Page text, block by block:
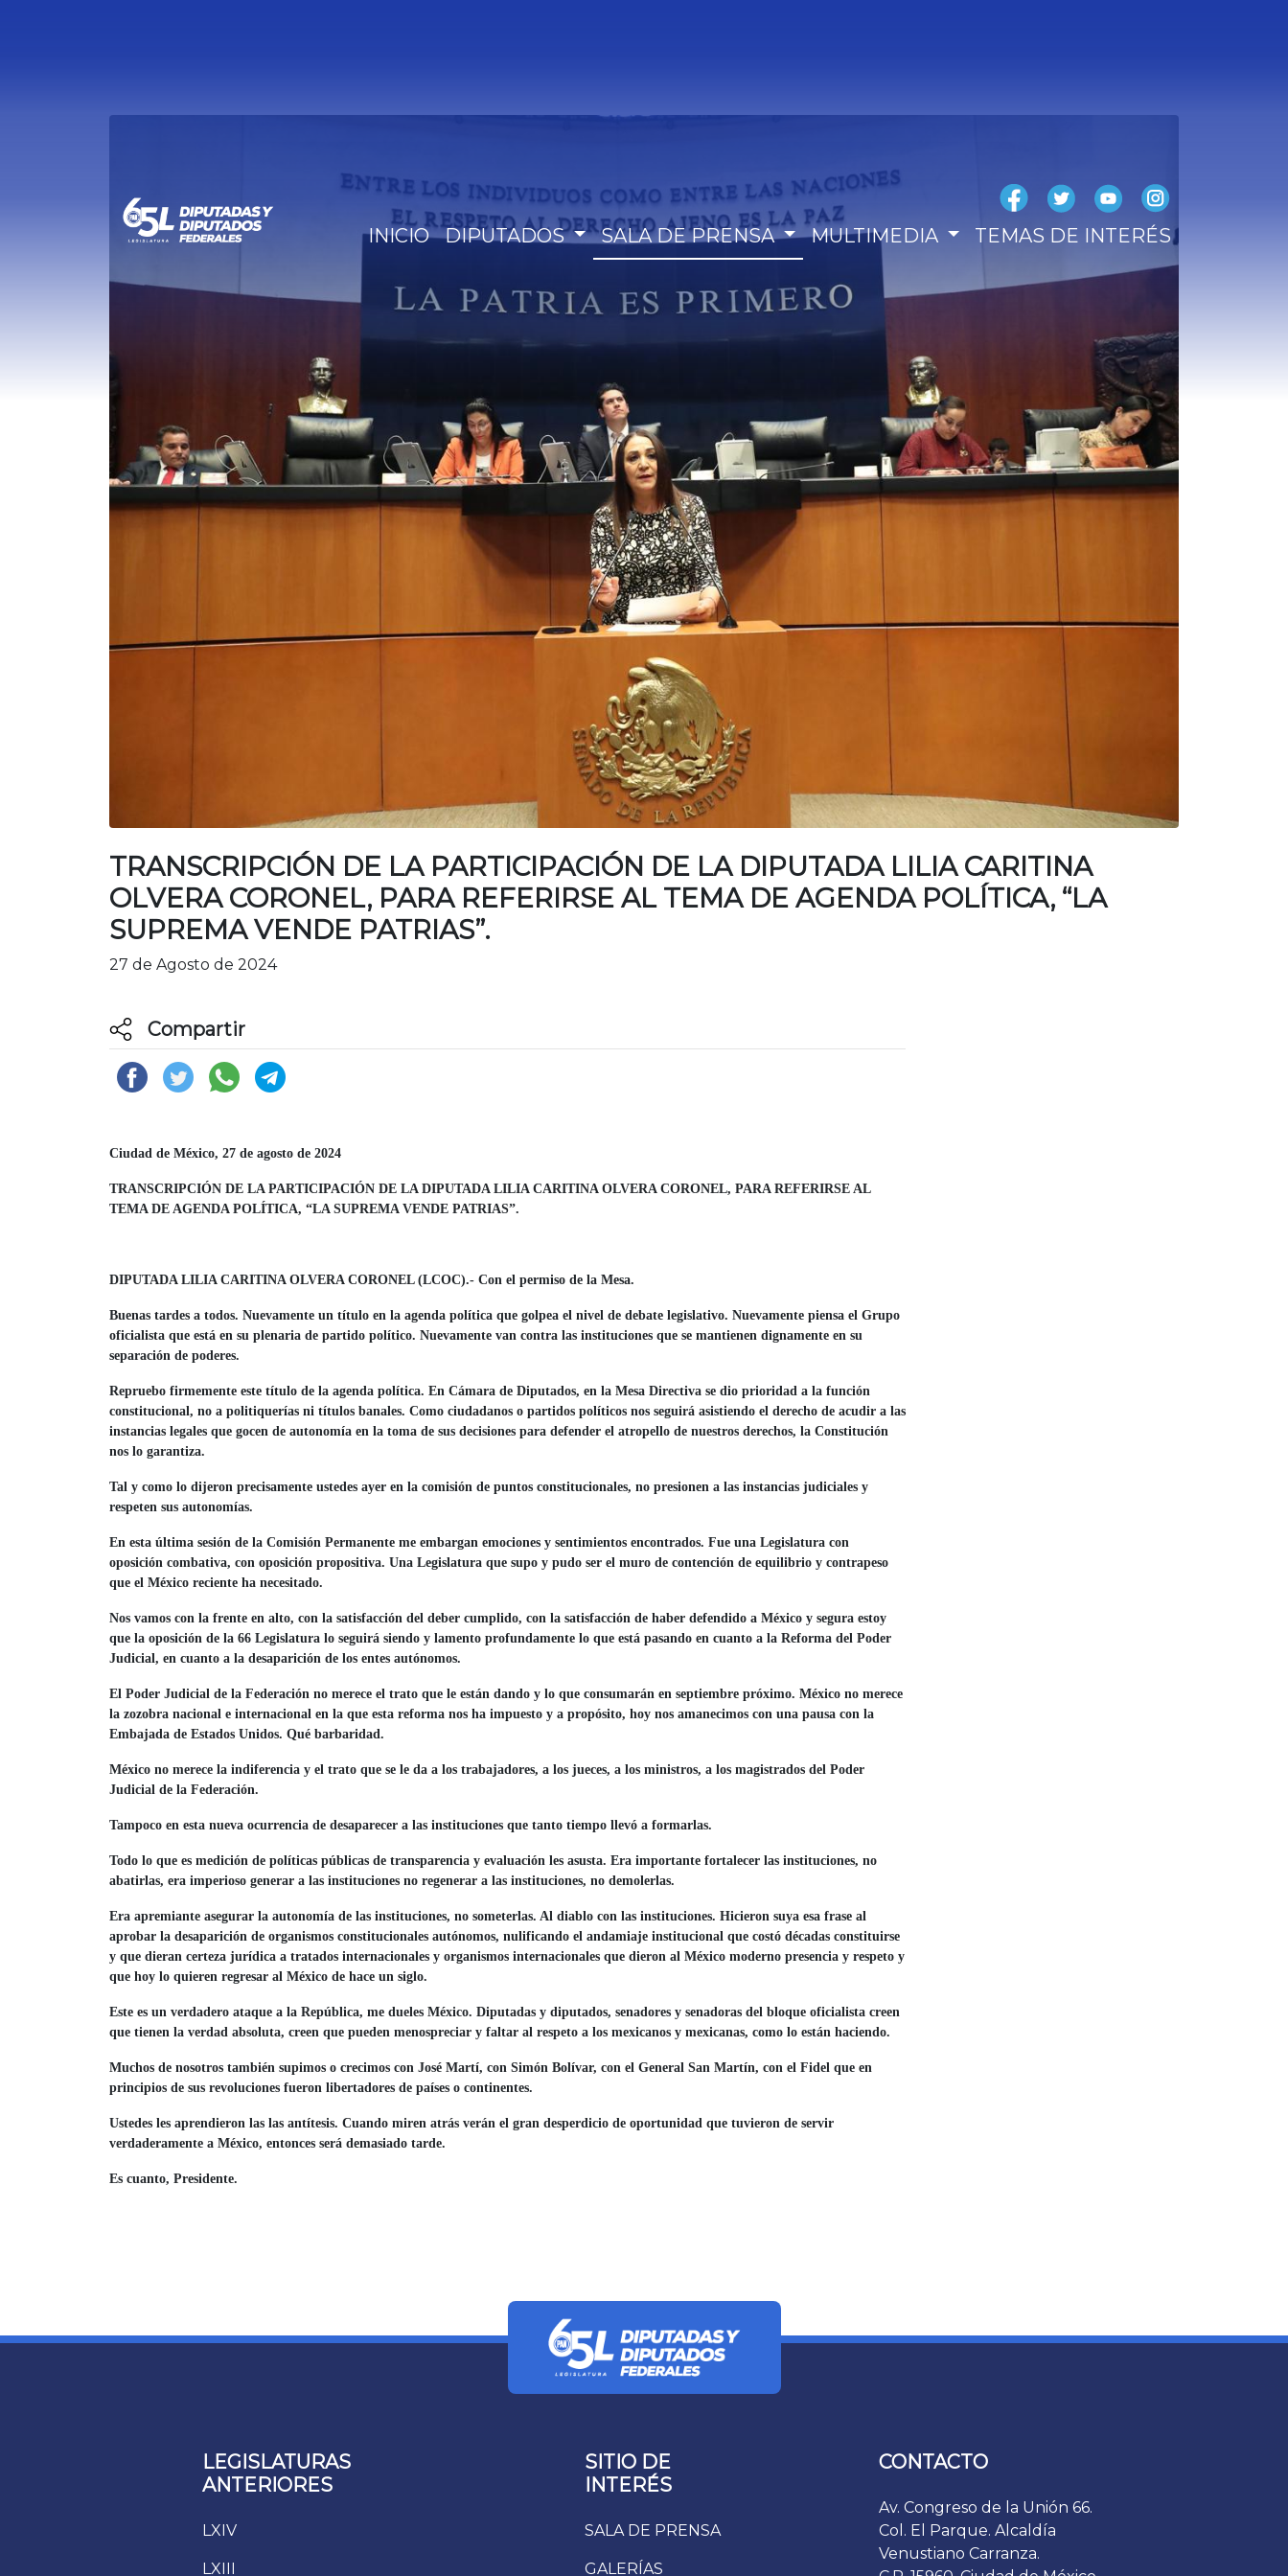
INICIO DIPUTADOS SALA DE PRENSA MULTIMEDIA TEMAS DE INTERÉS
TRANSCRIPCIÓN DE LA PARTICIPACIÓN DE LA DIPUTADA LILIA CARITINA
OLVERA CORONEL, PARA REFERIRSE AL TEMA DE AGENDA POLÍTICA, “LA
SUPREMA VENDE PATRIAS”.
27 de Agosto de 2024
Compartir
Ciudad de México, 27 de agosto de 2024
TRANSCRIPCIÓN DE LA PARTICIPACIÓN DE LA DIPUTADA LILIA CARITINA OLVERA CORONEL, PARA REFERIRSE AL
TEMA DE AGENDA POLÍTICA, “LA SUPREMA VENDE PATRIAS”.
DIPUTADA LILIA CARITINA OLVERA CORONEL (LCOC).- Con el permiso de la Mesa.
Buenas tardes a todos. Nuevamente un título en la agenda política que golpea el nivel de debate legislativo. Nuevamente piensa el Grupo
oficialista que está en su plenaria de partido político. Nuevamente van contra las instituciones que se mantienen dignamente en su
separación de poderes.
Repruebo firmemente este título de la agenda política. En Cámara de Diputados, en la Mesa Directiva se dio prioridad a la función
constitucional, no a politiquerías ni títulos banales. Como ciudadanos o partidos políticos nos seguirá asistiendo el derecho de acudir a las
instancias legales que gocen de autonomía en la toma de sus decisiones para defender el atropello de nuestros derechos, la Constitución
nos lo garantiza.
Tal y como lo dijeron precisamente ustedes ayer en la comisión de puntos constitucionales, no presionen a las instancias judiciales y
respeten sus autonomías.
En esta última sesión de la Comisión Permanente me embargan emociones y sentimientos encontrados. Fue una Legislatura con
oposición combativa, con oposición propositiva. Una Legislatura que supo y pudo ser el muro de contención de equilibrio y contrapeso
que el México reciente ha necesitado.
Nos vamos con la frente en alto, con la satisfacción del deber cumplido, con la satisfacción de haber defendido a México y segura estoy
que la oposición de la 66 Legislatura lo seguirá siendo y lamento profundamente lo que está pasando en cuanto a la Reforma del Poder
Judicial, en cuanto a la desaparición de los entes autónomos.
El Poder Judicial de la Federación no merece el trato que le están dando y lo que consumarán en septiembre próximo. México no merece
la zozobra nacional e internacional en la que esta reforma nos ha impuesto y a propósito, hoy nos amanecimos con una pausa con la
Embajada de Estados Unidos. Qué barbaridad.
México no merece la indiferencia y el trato que se le da a los trabajadores, a los jueces, a los ministros, a los magistrados del Poder
Judicial de la Federación.
Tampoco en esta nueva ocurrencia de desaparecer a las instituciones que tanto tiempo llevó a formarlas.
Todo lo que es medición de políticas públicas de transparencia y evaluación les asusta. Era importante fortalecer las instituciones, no
abatirlas, era imperioso generar a las instituciones no regenerar a las instituciones, no demolerlas.
Era apremiante asegurar la autonomía de las instituciones, no someterlas. Al diablo con las instituciones. Hicieron suya esa frase al
aprobar la desaparición de organismos constitucionales autónomos, nulificando el andamiaje institucional que costó décadas constituirse
y que dieran certeza jurídica a tratados internacionales y organismos internacionales que dieron al México moderno presencia y respeto y
que hoy lo quieren regresar al México de hace un siglo.
Este es un verdadero ataque a la República, me dueles México. Diputadas y diputados, senadores y senadoras del bloque oficialista creen
que tienen la verdad absoluta, creen que pueden menospreciar y faltar al respeto a los mexicanos y mexicanas, como lo están haciendo.
Muchos de nosotros también supimos o crecimos con José Martí, con Simón Bolívar, con el General San Martín, con el Fidel que en
principios de sus revoluciones fueron libertadores de países o continentes.
Ustedes les aprendieron las las antítesis. Cuando miren atrás verán el gran desperdicio de oportunidad que tuvieron de servir
verdaderamente a México, entonces será demasiado tarde.
Es cuanto, Presidente.
LEGISLATURAS
ANTERIORES
LXIV
LXIII
SITIO DE
INTERÉS
SALA DE PRENSA
GALERÍAS
CONTACTO
Av. Congreso de la Unión 66.
Col. El Parque. Alcaldía
Venustiano Carranza.